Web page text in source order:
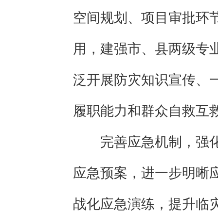
空间规划、项目审批环
用，建强市、县两级专
泛开展防灾知识宣传、
履职能力和群众自救互
完善应急机制，强
应急预案，进一步明晰
战化应急演练，提升临